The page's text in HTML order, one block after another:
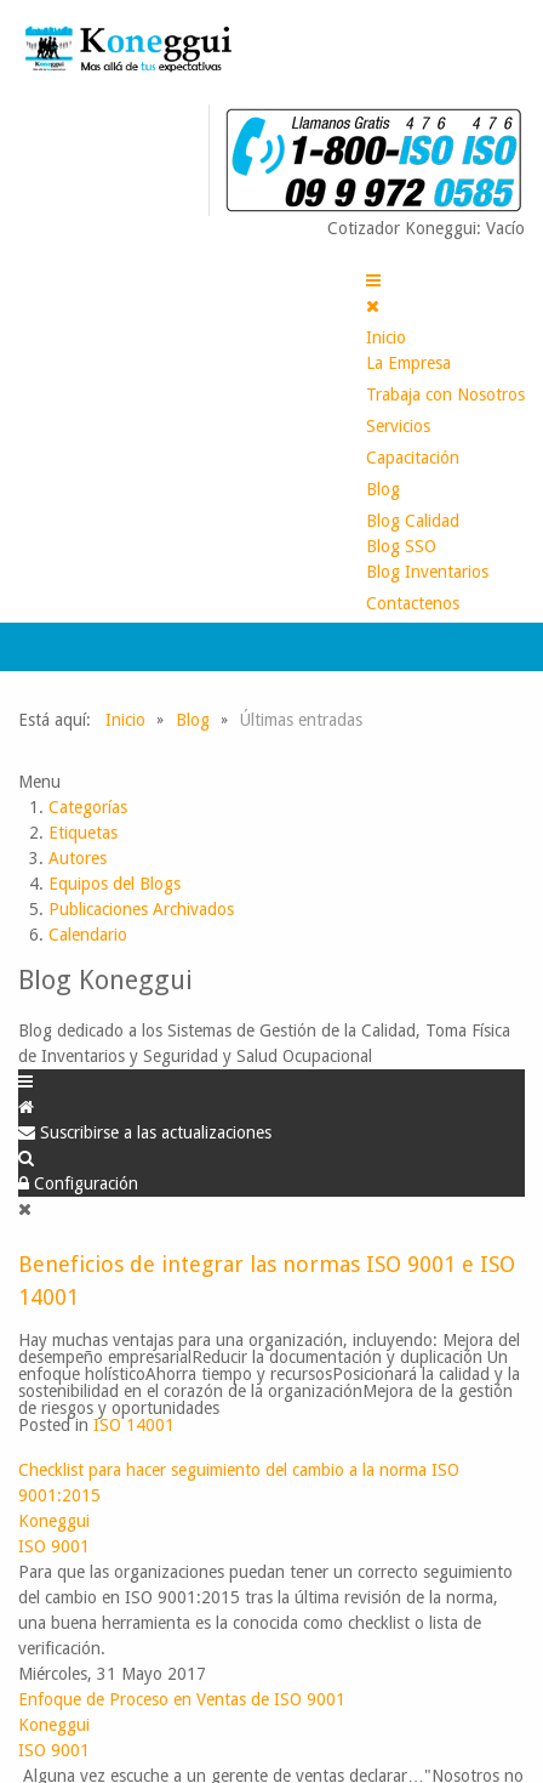
Cotizador Koneggui: Vacío
Inicio
La Empresa
Trabaja con Nosotros
Servicios
Capacitación
Blog
Blog Calidad
Blog SSO
Blog Inventarios
Contactenos
Está aquí: Inicio Blog Últimas entradas
Menu
Categorías
Etiquetas
Autores
Equipos del Blogs
Publicaciones Archivados
Calendario
Blog Koneggui
Blog dedicado a los Sistemas de Gestión de la Calidad, Toma Física
de Inventarios y Seguridad y Salud Ocupacional
Suscribirse a las actualizaciones
Configuración
Beneficios de integrar las normas ISO 9001 e ISO
14001
Hay muchas ventajas para una organización, incluyendo:​ Mejora del
desempeño empresarial​Reducir la documentación y duplicación ​Un
enfoque holísticoAhorra tiempo y recursosPosicionará la calidad y la
sostenibilidad en el corazón de la organización​Mejora de la gestión
de riesgos y oportunidades​
Posted in ISO 14001
Checklist para hacer seguimiento del cambio a la norma ISO
9001:2015
Koneggui
ISO 9001
Para que las organizaciones puedan tener un correcto seguimiento
del cambio en ISO 9001:2015 tras la última revisión de la norma,
una buena herramienta es la conocida como checklist o lista de
verificación.
Miércoles, 31 Mayo 2017
Enfoque de Proceso en Ventas de ISO 9001
Koneggui
ISO 9001
Alguna vez escuche a un gerente de ventas declarar…"Nosotros no